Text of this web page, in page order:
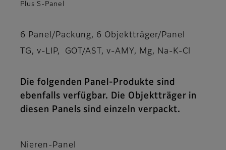
Plus S-Panel
6 Panel/Packung, 6 Objektträger/Panel
TG, v-LIP, GOT/AST, v-AMY, Mg, Na-K-Cl
Die folgenden Panel-Produkte sind
ebenfalls verfügbar. Die Objektträger in
diesen Panels sind einzeln verpackt.
Nieren-Panel